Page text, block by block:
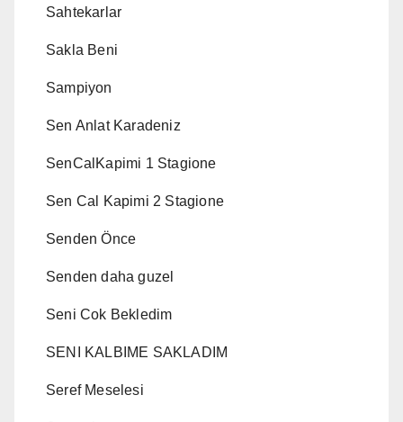
Sahtekarlar
Sakla Beni
Sampiyon
Sen Anlat Karadeniz
SenCalKapimi 1 Stagione
Sen Cal Kapimi 2 Stagione
Senden Önce
Senden daha guzel
Seni Cok Bekledim
SENI KALBIME SAKLADIM
Seref Meselesi